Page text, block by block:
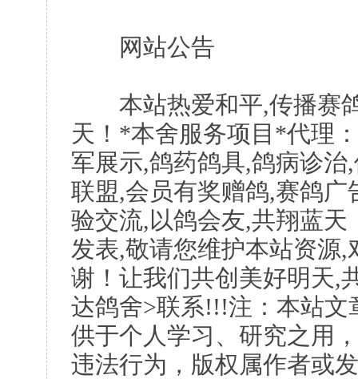
网站公告
本站热爱和平,传播赛鸽
天！*本舍服务项目*代理
军展示,鸽药鸽具,鸽病诊
联盟,会员有奖赠鸽,赛鸽
验交流,以鸽会友,共翔蓝
发表,敬请您维护本站资源
谢！让我们共创美好明天,
达鸽舍>联系!!!注：本站文
供于个人学习、研究之用
违法行为，版权属作者或